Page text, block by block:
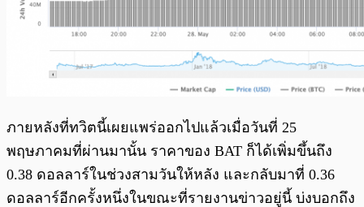
ภายหลังที่ทวิตนี้เผยแพร่ออกไปแล้วเมื่อวันที่ 25
พฤษภาคมที่ผ่านมานั้น ราคาของ BAT ก็ได้เพิ่มขึ้นถึง
0.38 ดอลลาร์ในช่วงสามวันให้หลัง และกลับมาที่ 0.36
ดอลลาร์อีกครั้งหนึ่งในขณะที่รายงานข่าวอยู่นี้ บ่งบอกถึง